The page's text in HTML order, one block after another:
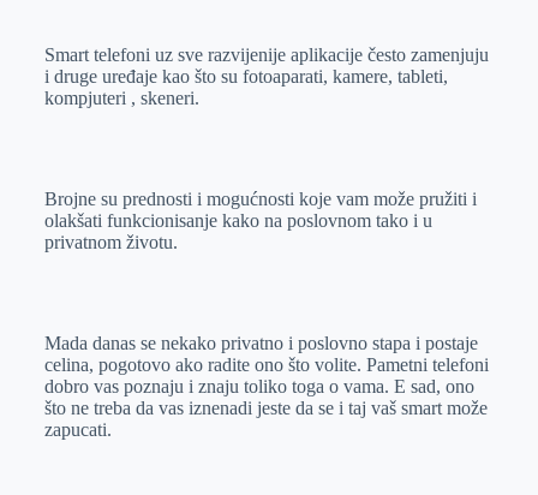
Smart telefoni uz sve razvijenije aplikacije često zamenjuju
i druge uređaje kao što su fotoaparati, kamere, tableti,
kompjuteri , skeneri.
Brojne su prednosti i mogućnosti koje vam može pružiti i
olakšati funkcionisanje kako na poslovnom tako i u
privatnom životu.
Mada danas se nekako privatno i poslovno stapa i postaje
celina, pogotovo ako radite ono što volite. Pametni telefoni
dobro vas poznaju i znaju toliko toga o vama. E sad, ono
što ne treba da vas iznenadi jeste da se i taj vaš smart može
zapucati.